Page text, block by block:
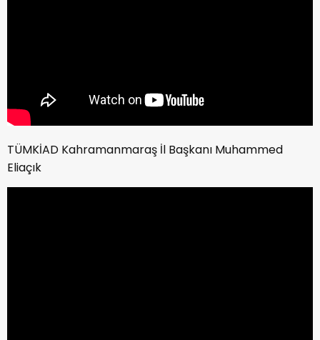
TÜMKİAD Kahramanmaraş İl Başkanı Muhammed
Eliaçık